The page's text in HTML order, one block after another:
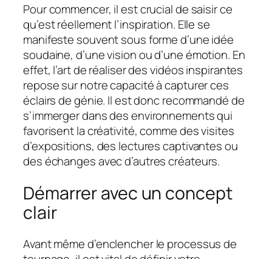
Pour commencer, il est crucial de saisir ce
qu’est réellement l’inspiration. Elle se
manifeste souvent sous forme d’une idée
soudaine, d’une vision ou d’une émotion. En
effet, l’art de réaliser des vidéos inspirantes
repose sur notre capacité à capturer ces
éclairs de génie. Il est donc recommandé de
s’immerger dans des environnements qui
favorisent la créativité, comme des visites
d’expositions, des lectures captivantes ou
des échanges avec d’autres créateurs.
Démarrer avec un concept
clair
Avant même d’enclencher le processus de